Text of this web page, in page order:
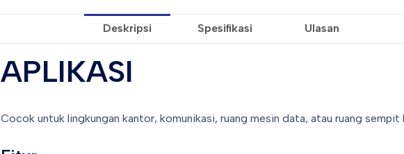
Deskripsi Spesifikasi Ulasan
APLIKASI
Cocok untuk lingkungan kantor, komunikasi, ruang mesin data, atau ruang sempit